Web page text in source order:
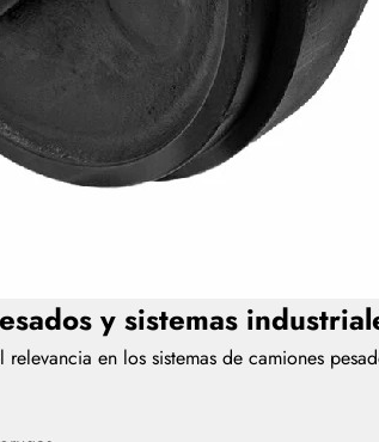
y sistemas
en los sistemas de camiones